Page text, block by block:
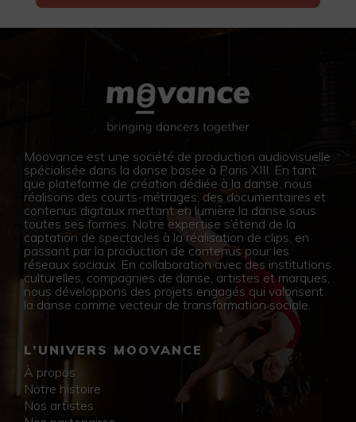
Moovance est une société de production audiovisuelle
spécialisée dans la danse basée à Paris XIII. En tant
que plateforme de création dédiée à la danse, nous
réalisons des courts-métrages, des documentaires et
contenus digitaux mettant en lumière la danse sous
toutes ses formes. Notre expertise s’étend de la
captation de spectacles à la réalisation de clips, en
passant par la production de contenus pour les
réseaux sociaux. En collaboration avec des institutions
culturelles, compagnies de danse, artistes et marques,
nous développons des projets engagés qui valorisent
la danse comme vecteur de transformation sociale.
L’UNIVERS MOOVANCE
À propos
Notre histoire
Nos artistes